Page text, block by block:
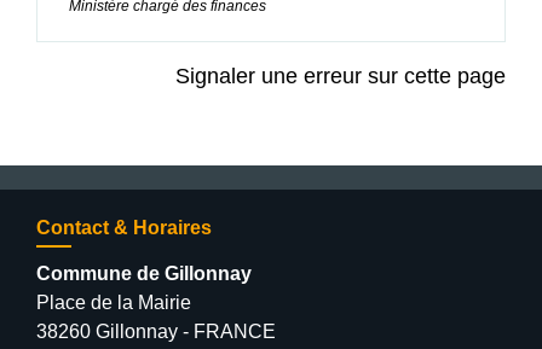
Ministère chargé des finances
Signaler une erreur sur cette page
Contact & Horaires
Commune de Gillonnay
Place de la Mairie
38260 Gillonnay - FRANCE